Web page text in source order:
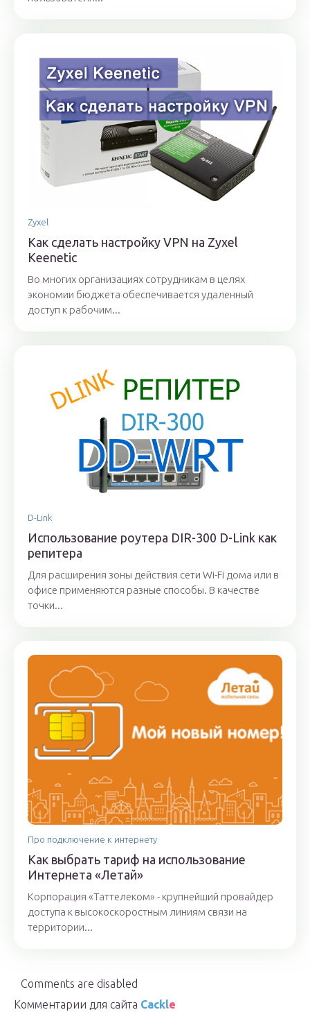
Zyxel
Как сделать настройку VPN на Zyxel
Keenetic
Во многих организациях сотрудникам в целях
экономии бюджета обеспечивается удаленный
доступ к рабочим...
D-Link
Использование роутера DIR-300 D-Link как
репитера
Для расширения зоны действия сети Wi-Fi дома или в
офисе применяются разные способы. В качестве
точки...
Про подключение к интернету
Как выбрать тариф на использование
Интернета «Летай»
Корпорация «Таттелеком» - крупнейший провайдер
доступа к высокоскоростным линиям связи на
территории...
Comments are disabled
Комментарии для сайта Cackle